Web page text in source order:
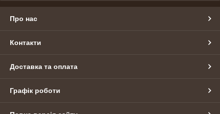
Про нас
Контакти
Доставка та оплата
Графік роботи